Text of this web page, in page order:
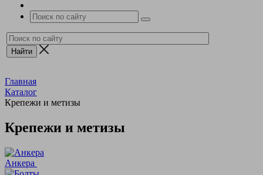
Главная
Каталог
Крепежи и метизы
Крепежи и метизы
Анкера